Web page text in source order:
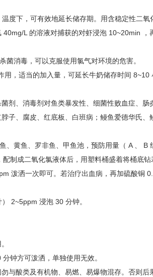
下，可有效地延长储存期。用含稳定性二氧
L 的溶液对捕获的对虾浸泡 10~20min
消毒，可以克服使用氯气对环境的危害。
用，适当的加入量，可延长牛奶储存时间 8~10
、消毒剂对鱼类暴发性、细菌性败血症、肠
子、腐皮、红底板、白班病；鳗鱼爱德华氏
黄鱼、罗非鱼、甲鱼池，预防用量（ A 、 B
制成二氧化氯液体后，用塑料桶盛着将桶底
泼洒一次即可。若治疗出血病，再加硫酸铜
2~5ppm 浸泡 30 分钟。
钟方可泼洒，单独使用无效。
与酸类及有机物、易燃、易爆物混存。否则后